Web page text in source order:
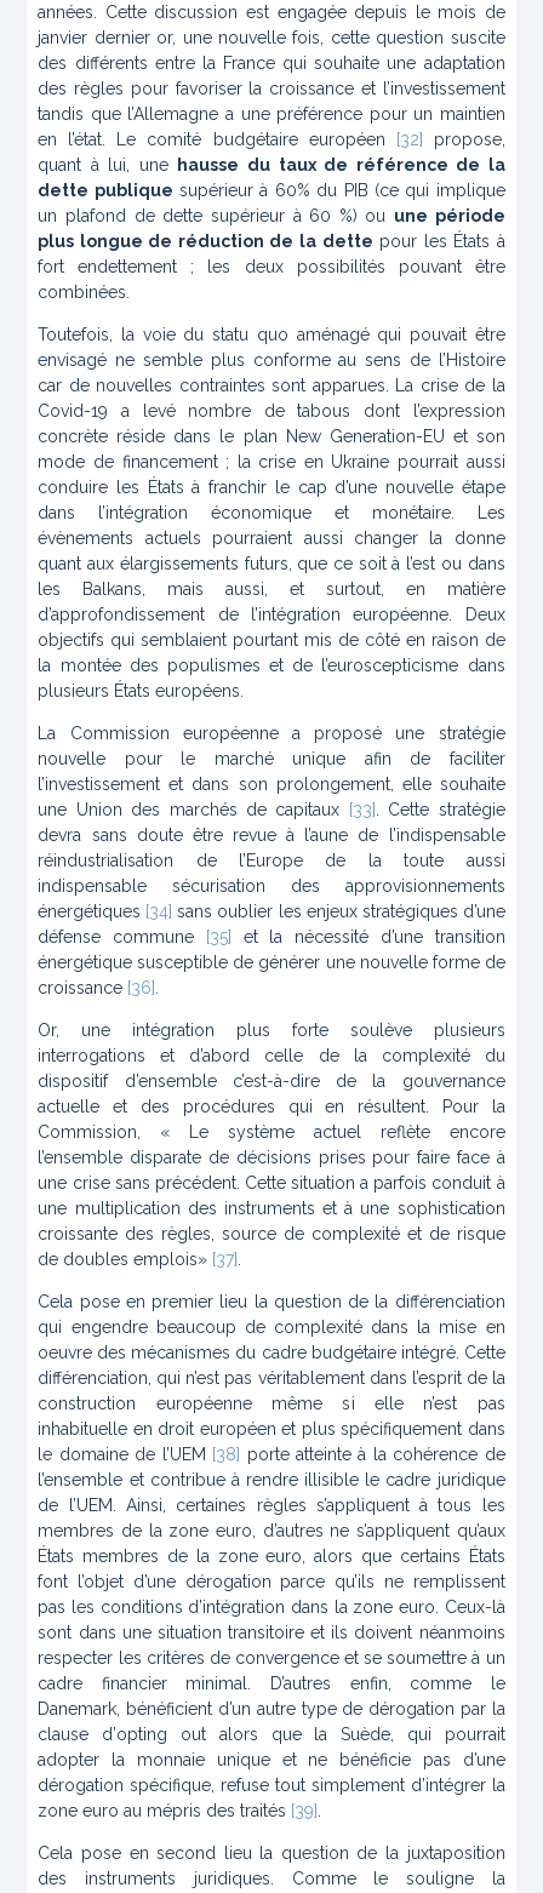
années. Cette discussion est engagée depuis le mois de
janvier dernier or, une nouvelle fois, cette question suscite
des différents entre la France qui souhaite une adaptation
des règles pour favoriser la croissance et l’investissement
tandis que l’Allemagne a une préférence pour un maintien
en l’état. Le comité budgétaire européen
[32]
propose,
quant à lui, une
hausse du taux de référence de la
dette publique supérieur à 60% du PIB (ce qui implique
un plafond de dette supérieur à 60 %) ou une période
plus longue de réduction de la dette pour les États à
fort endettement ; les deux possibilités pouvant être
combinées.
Toutefois, la voie dustatu quo aménagé qui pouvait être
envisagé ne semble plus conforme au sens de l’Histoire
car de nouvelles contraintes sont apparues. La crise de la
Covid-19 a levé nombre de tabous dont l’expression
concrète réside dans le plan New Generation-EU et son
mode de financement ; la crise en Ukraine pourrait aussi
conduire les États à franchir le cap d’une nouvelle étape
dans l’intégration économique et monétaire. Les
évènements actuels pourraient aussi changer la donne
quant aux élargissements futurs, que ce soit à l’est ou dans
les Balkans, mais aussi, et surtout, en matière
d’approfondissement de l’intégration européenne. Deux
objectifs qui semblaient pourtant mis de côté en raison de
la montée des populismes et de l’euroscepticisme dans
plusieurs États européens.
La Commission européenne a proposé une stratégie
nouvelle pour le marché unique afin de faciliter
l’investissement et dans son prolongement, elle souhaite
une Union des marchés de capitaux
[33]
. Cette stratégie
devra sans doute être revue à l’aune de l’indispensable
réindustrialisation de l’Europe de la toute aussi
indispensable sécurisation des approvisionnements
énergétiques [34] sans oublier les enjeux stratégiques d’une
défense commune
[35]
et la nécessité d’une transition
énergétique susceptible de générer une nouvelle forme de
croissance [36]
Or, une intégration plus forte soulève plusieurs
interrogations et d’abord celle de la complexité du
dispositif d’ensemble c’est-à-dire de la gouvernance
actuelle et des procédures qui en résultent. Pour la
Commission, « Le système actuel reflète encore
l’ensemble disparate de décisions prises pour faire face à
une crise sans précédent. Cette situation a parfois conduit à
une multiplication des instruments et à une sophistication
croissante des règles, source de complexité et de risque
de doubles emplois» [37]
Cela pose en premier lieu la question de la différenciation
qui engendre beaucoup de complexité dans la mise en
oeuvre des mécanismes du cadre budgétaire intégré. Cette
différenciation, qui n’est pas véritablement dans l’esprit de la
construction européenne même si elle n’est pas
inhabituelle en droit européen et plus spécifiquement dans
le domaine de l’UEM [38] porte atteinte à la cohérence de
l’ensemble et contribue à rendre illisible le cadre juridique
de l’UEM. Ainsi, certaines règles s’appliquent à tous les
membres de la zone euro, d’autres ne s’appliquent qu’aux
États membres de la zone euro, alors que certains États
font l’objet d’une dérogation parce qu’ils ne remplissent
pas les conditions d’intégration dans la zone euro. Ceux-là
sont dans une situation transitoire et ils doivent néanmoins
respecter les critères de convergence et se soumettre à un
cadre financier minimal. D’autres enfin, comme le
Danemark, bénéficient d’un autre type de dérogation par la
clause d’opting outalors que la Suède, qui pourrait
adopter la monnaie unique et ne bénéficie pas d’une
dérogation spécifique, refuse tout simplement d’intégrer la
zone euro au mépris des traités [39]
Cela pose en second lieu la question de la juxtaposition
des instruments juridiques. Comme le souligne la